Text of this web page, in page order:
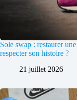
Sole swap : restaurer
respecter son histoire ?
21 juillet 2026